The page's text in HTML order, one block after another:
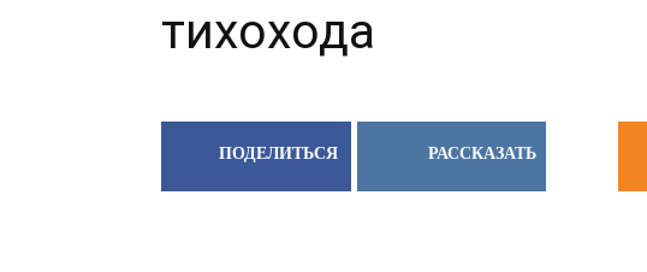
тихохода
ПОДЕЛИТЬСЯ РАССКАЗАТЬ